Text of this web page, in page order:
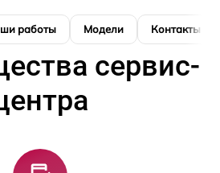
работы Модели Контакты
сервис-